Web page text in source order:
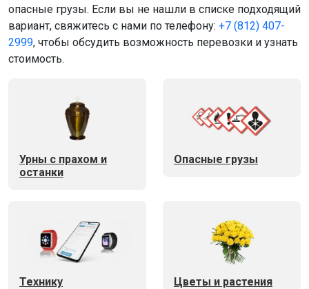
опасные грузы. Если вы не нашли в списке подходящий
вариант, свяжитесь с нами по телефону: +7 (812) 407-
2999, чтобы обсудить возможность перевозки и узнать
стоимость.
Урны с прахом и
останки
Опасные грузы
Технику Цветы и растения